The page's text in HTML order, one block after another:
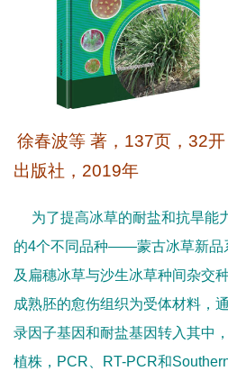
徐春波等 著， 137页， 32
出版社， 2019年
为了提高冰草的耐盐和抗旱能
的4个不同品种——蒙古冰草新品
及扁穗冰草与沙生冰草种间杂交种
成熟胚的愈伤组织为受体材料，
录因子基因和耐盐基因转入其中
植株， PCR RT-PCR和